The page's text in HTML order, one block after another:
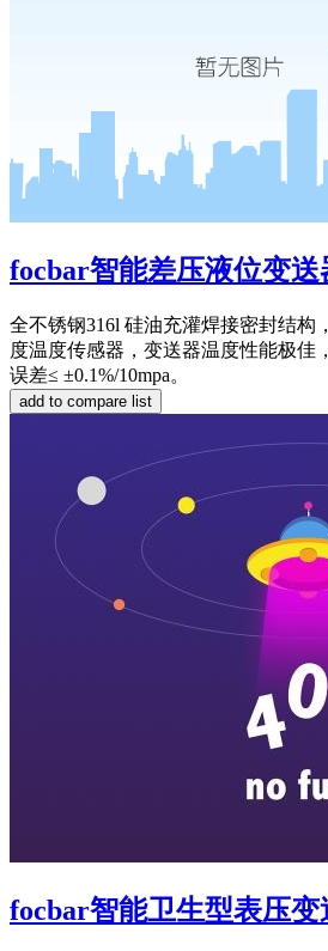
focbar智能差压液位变送
全不锈钢316l 硅油充灌焊接密封结构
度温度传感器，变送器温度性能极佳
误差≤ ±0.1%/10mpa。
focbar智能卫生型表压变